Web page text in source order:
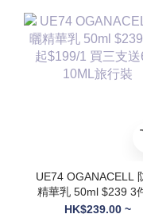
UE74 OGANACELL 防曬
精華乳 50ml $239 3件起
$199/1 買三支送6支
HK$239.00 ~